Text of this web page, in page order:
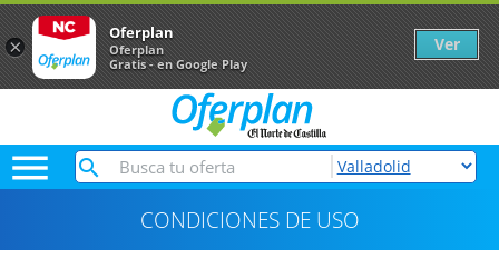

CONDICIONES DE USO
×
Oferplan
Oferplan
Gratis - en Google Play
Ver